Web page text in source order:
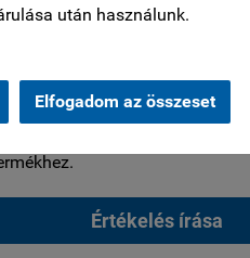
után használunk.
Elfogadom az összeset
Értékelés írása